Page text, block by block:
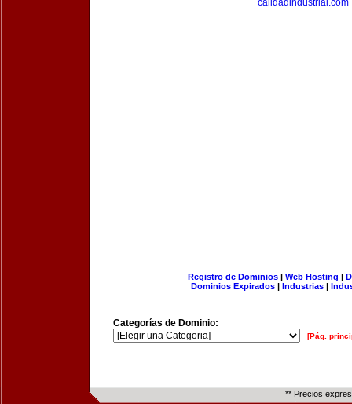
calidadindustrial.com
Registro de Dominios| Web Hosting |
Dominios Expirados | Industrias |
Categorías de Dominio:
[Pág.
** Precios